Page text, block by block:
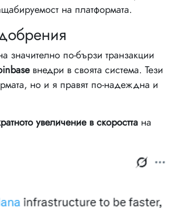
на платформата.
значително по-бързи транзакции
внедри в своята система. Тези
но и я правят по-надеждна и
увеличение в скоростта на